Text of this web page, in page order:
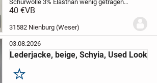
Schurwolle3% Elasthan wenig getragen
aus Nichtraucherhaushalt
40 €VB
31582 Nienburg (Weser)
03.08.2026
Lederjacke, beige, Schyia, Used Look
Merken